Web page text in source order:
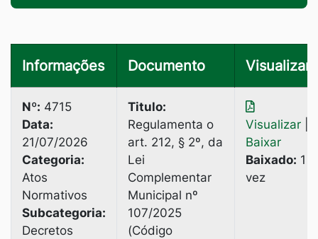
Informações Documento Visualizar
Nº: 4715
Data:
21/07/2026
Categoria:
Atos
Normativos
Subcategoria:
Decretos
Titulo:
Regulamenta o
art. 212, § 2º, da
Lei
Complementar
Municipal nº
107/2025
(Código
Visualizar
Baixar
Baixado: 1
vez